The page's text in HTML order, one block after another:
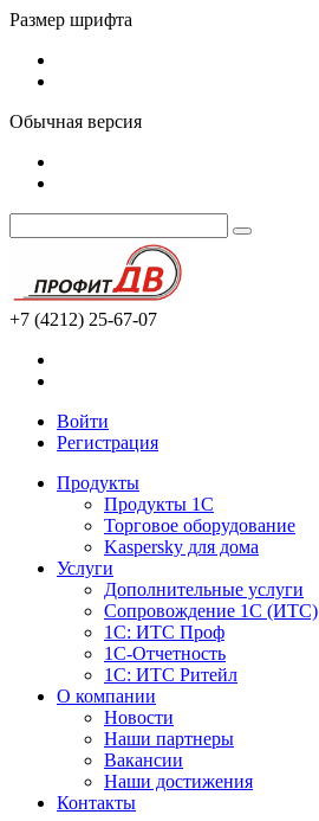
Размер шрифта
Обычная версия
+7 (4212) 25-67-07
Войти
Регистрация
Продукты
Продукты 1С
Торговое оборудование
Kaspersky для дома
Услуги
Дополнительные услуги
Сопровождение 1С (ИТС)
1С: ИТС Проф
1С-Отчетность
1С: ИТС Ритейл
О компании
Новости
Наши партнеры
Вакансии
Наши достижения
Контакты